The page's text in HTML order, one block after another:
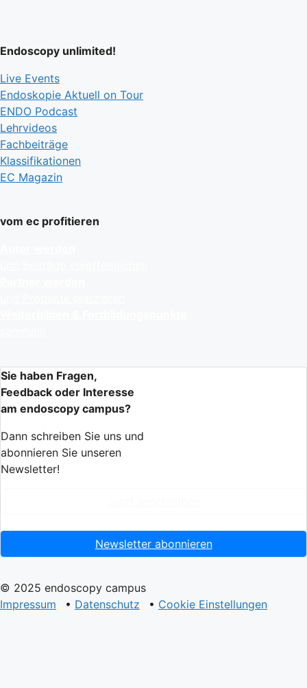
Endoscopy unlimited!
Live Events
Endoskopie Aktuell on Tour
ENDO Podcast
Lehrvideos
Fachbeiträge
Klassifikationen
EC Magazin
vom ec profitieren
Sie haben Fragen,
Feedback oder Interesse
am endoscopy campus?
Dann schreiben Sie uns und
abonnieren Sie unseren
Newsletter!
Newsletter abonnieren
© 2025 endoscopy campus
Impressum
• Datenschutz • Cookie Einstellungen